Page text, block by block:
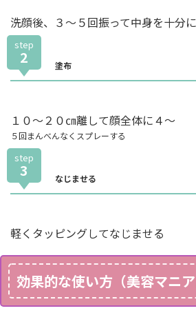
洗顔後、３～５回振って中身を十分
step
2 塗布
１０～２０㎝離して顔全体に４～
５回まんべんなくスプレーする
step
3 なじませる
軽くタッピングしてなじませる
効果的な使い方（美容マニア